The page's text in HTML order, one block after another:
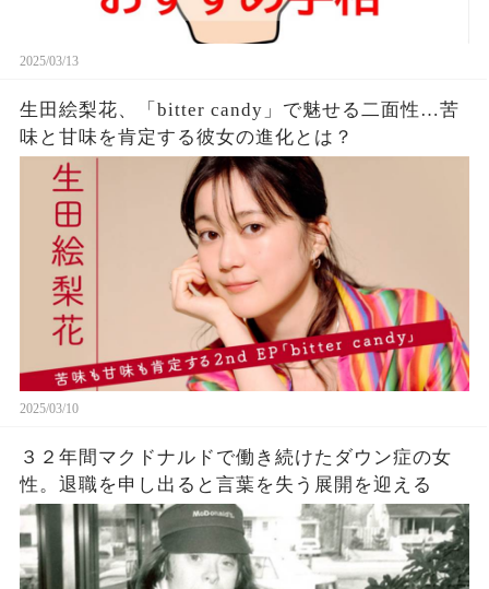
2025/03/13
生田絵梨花、「bitter candy」で魅せる二面性…苦
味と甘味を肯定する彼女の進化とは？
2025/03/10
３２年間マクドナルドで働き続けたダウン症の女
性。退職を申し出ると言葉を失う展開を迎える